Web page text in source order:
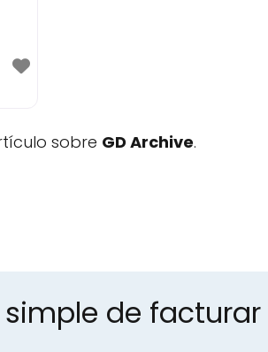
sobre GD Archive.
de